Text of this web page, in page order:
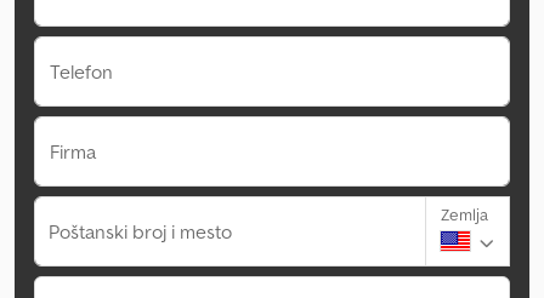
Telefon
Firma
Poštanski broj i mesto
Zemlja